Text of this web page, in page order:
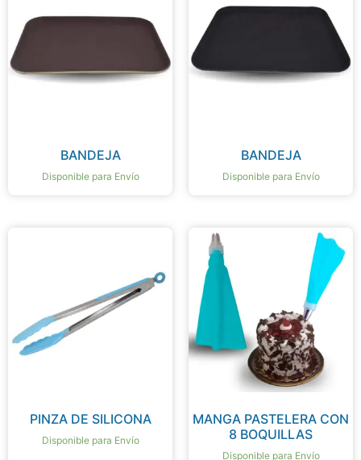
BANDEJA
Disponible para Envío
BANDEJA
Disponible para Envío
PINZA DE SILICONA
Disponible para Envío
MANGA PASTELERA CON
8 BOQUILLAS
Disponible para Envío